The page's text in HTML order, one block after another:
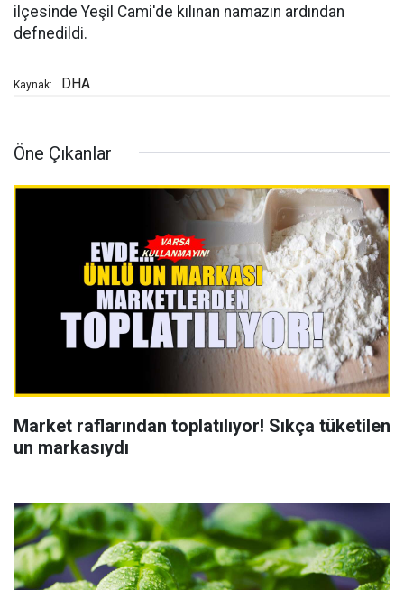
ilçesinde Yeşil Cami'de kılınan namazın ardından
defnedildi.
Kaynak: DHA
Öne Çıkanlar
Market raflarından toplatılıyor! Sıkça tüketilen
un markasıydı